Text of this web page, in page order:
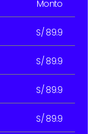
Monto
S/ 89.9
S/ 89.9
S/ 89.9
S/ 89.9